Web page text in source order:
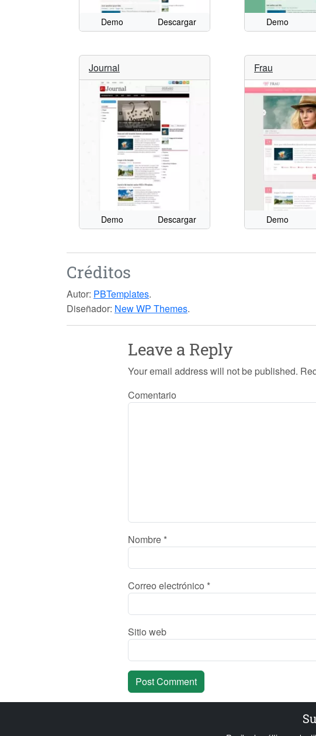
Demo Descargar Demo
Journal
Demo Descargar
Frau
Demo
Créditos
Autor: PBTemplates.
Diseñador: New WP Themes.
Leave a Reply
Your email address will not be published.
Comentario
Nombre *
Correo electrónico *
Sitio web